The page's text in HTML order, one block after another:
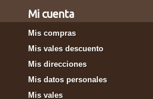
Mi cuenta
Mis compras
Mis vales descuento
Mis direcciones
Mis datos personales
Mis vales